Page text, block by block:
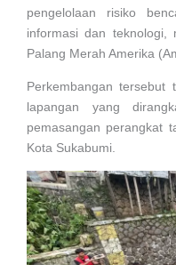
pengelolaan risiko
informasi dan teknologi,
Palang Merah Amerika
Perkembangan tersebut
lapangan yang
pemasangan perangkat
Kota Sukabumi.